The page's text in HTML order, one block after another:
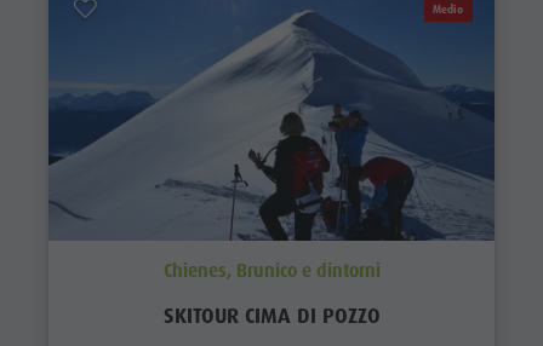
Medio
Chienes, Brunico e dintorni
SKITOUR CIMA DI POZZO